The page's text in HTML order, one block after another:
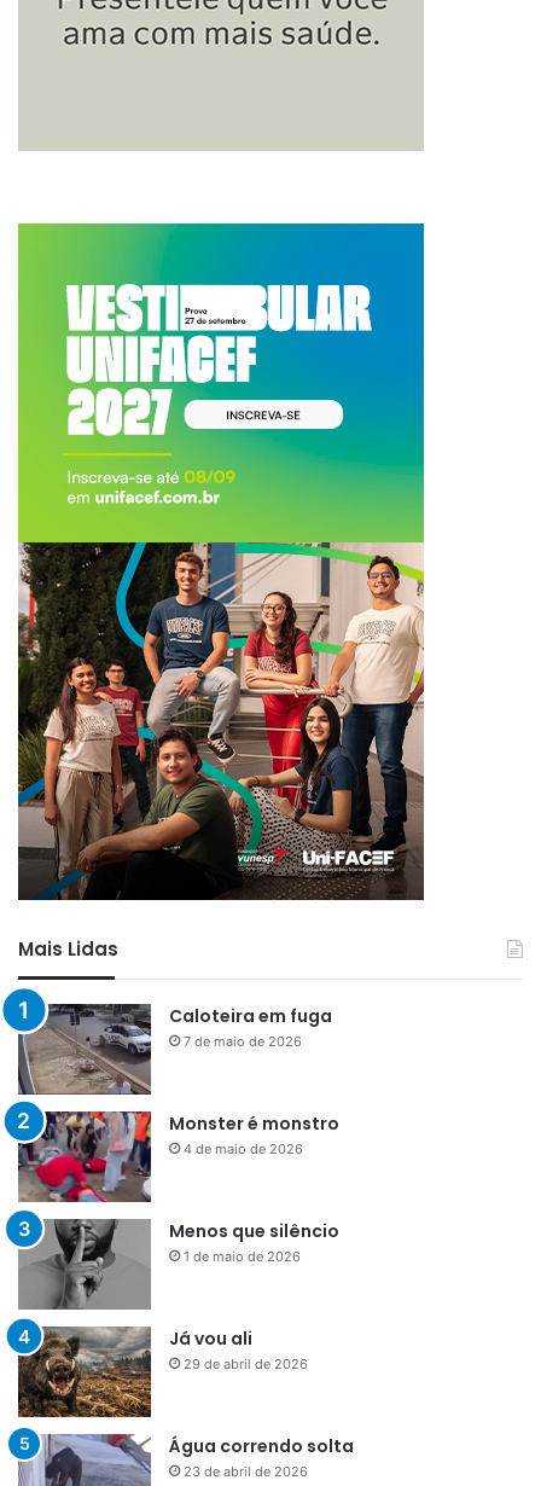
Mais Lidas
Caloteira em fuga
7 de maio de 2026
Monster é monstro
4 de maio de 2026
Menos que silêncio
1 de maio de 2026
Já vou ali
29 de abril de 2026
Água correndo solta
23 de abril de 2026